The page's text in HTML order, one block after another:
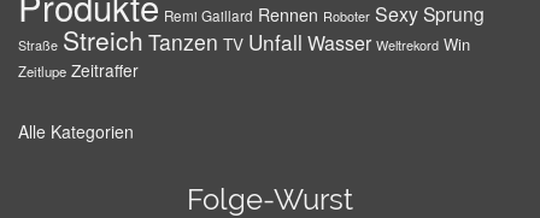
Remi Gaillard Rennen Roboter SexySprung
Straße Streich Tanzen TV Unfall Wasser Weltrekord Win
Zeitlupe Zeitraffer
Alle Kategorien
Folge-Wurst